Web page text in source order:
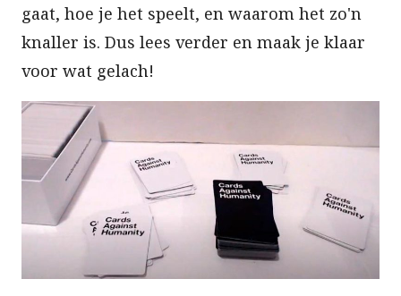
gaat, hoe je het speelt, en waarom het zo'n
knaller is. Dus lees verder en maak je klaar
voor wat gelach!